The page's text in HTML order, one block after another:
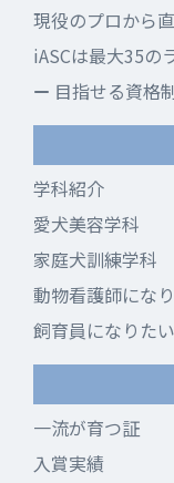
現役のプロから
iASCは最大35の
目指せる資格
学科紹介
愛犬美容学科
家庭犬訓練学科
動物看護師にな
飼育員になりた
一流が育つ証
入賞実績